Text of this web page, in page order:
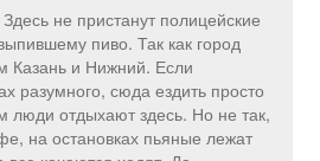
не пристанут полицейские
пиво. Так как город
Казань и Нижний. Если
разумного, сюда ездить просто
люди отдыхают здесь. Но не так,
на остановках пьяные лежат